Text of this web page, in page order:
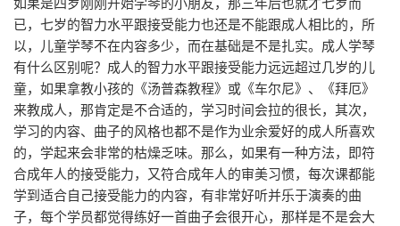
已，七岁的智力水平跟接受能力也还是不能跟成人相比的，所
以，儿童学琴不在内容多少，而在基础是不是扎实。成人学琴
有什么区别呢？成人的智力水平跟接受能力远远超过几岁的儿
童，如果拿教小孩的《汤普森教程》或《车尔尼》、《拜厄》
来教成人，那肯定是不合适的，学习时间会拉的很长，其次，
学习的内容、曲子的风格也都不是作为业余爱好的成人所喜欢
的，学起来会非常的枯燥乏味。那么，如果有一种方法，即符
合成年人的接受能力，又符合成年人的审美习惯，每次课都能
学到适合自己接受能力的内容，有非常好听并乐于演奏的曲
子，每个学员都觉得练好一首曲子会很开心，那样是不是会大